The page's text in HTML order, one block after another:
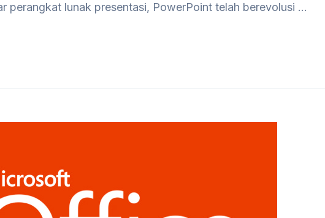
perangkat lunak presentasi, PowerPoint telah berevolusi …